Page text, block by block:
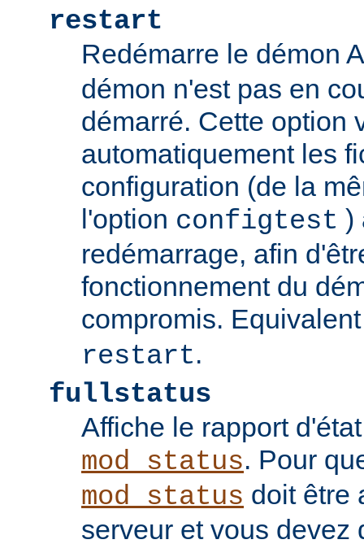
restart
Redémarre le démon
démon n'est pas en
démarré. Cette option
automatiquement les
configuration (de la
l'option configtest )
redémarrage, afin
fonctionnement du
compromis.
restart.
fullstatus
Affiche le rapport
mod_status. Pour
mod_status doit être
serveur et vous devez